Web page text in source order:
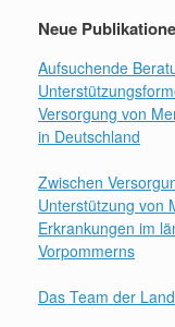
Neue
Aufsuchende
Versorgung von
in Deutschland
Zwischen
Unterstützung von
Erkrankungen im
Vorpommerns
Das Team der